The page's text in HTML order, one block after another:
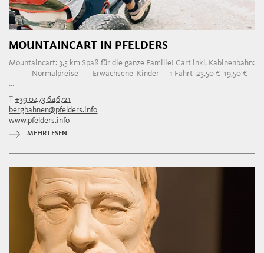
MOUNTAINCART IN PFELDERS
Mountaincart: 3,5 km Spaß für die ganze Familie! Cart inkl. Kabinenbahn:
Normalpreise Erwachsene Kinder 1 Fahrt 23,50 € 19,50 €
...
T+39 0473 646721
bergbahnen@pfelders.info
www.pfelders.info
MEHR LESEN